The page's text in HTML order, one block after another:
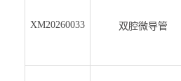
XM20260033 双腔微导管